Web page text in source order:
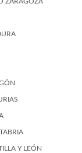
ZARAGOZA
Y LEÓN